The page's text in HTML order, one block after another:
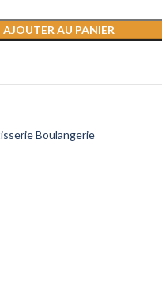
AJOUTER AU PANIER
Boulangerie